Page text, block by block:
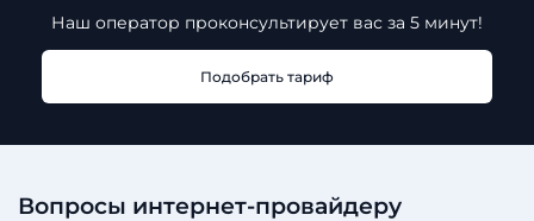
Наш оператор проконсультирует вас за 5 минут!
Подобрать тариф
Вопросы интернет-провайдеру